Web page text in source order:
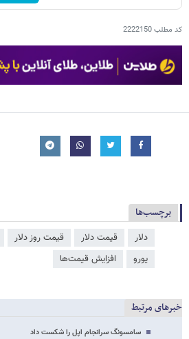
کد مطلب2222150
برچسب‌ها
دلار قیمت دلار قیمت روز دلار
یورو
افزایش قیمت‌ها
خبرهای مرتبط
سامسونگ سرانجام اپل را شکست داد